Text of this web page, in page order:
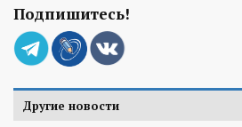
Подпишитесь!
Другие новости